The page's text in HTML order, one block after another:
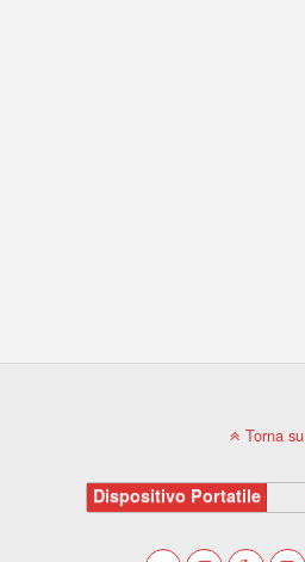
Torna su
Dispositivo Portatile